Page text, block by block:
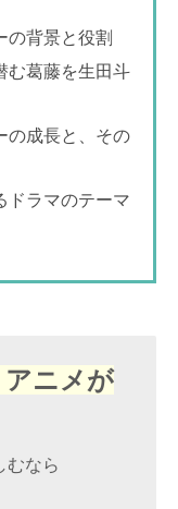
の背景と役割
む葛藤を生田斗
の成長と、その
ドラマのテーマ
ニメが
むなら